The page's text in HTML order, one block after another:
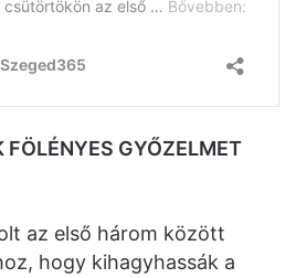
FÖLÉNYES GYŐZELMET
az első három között
hogy kihagyhassák a